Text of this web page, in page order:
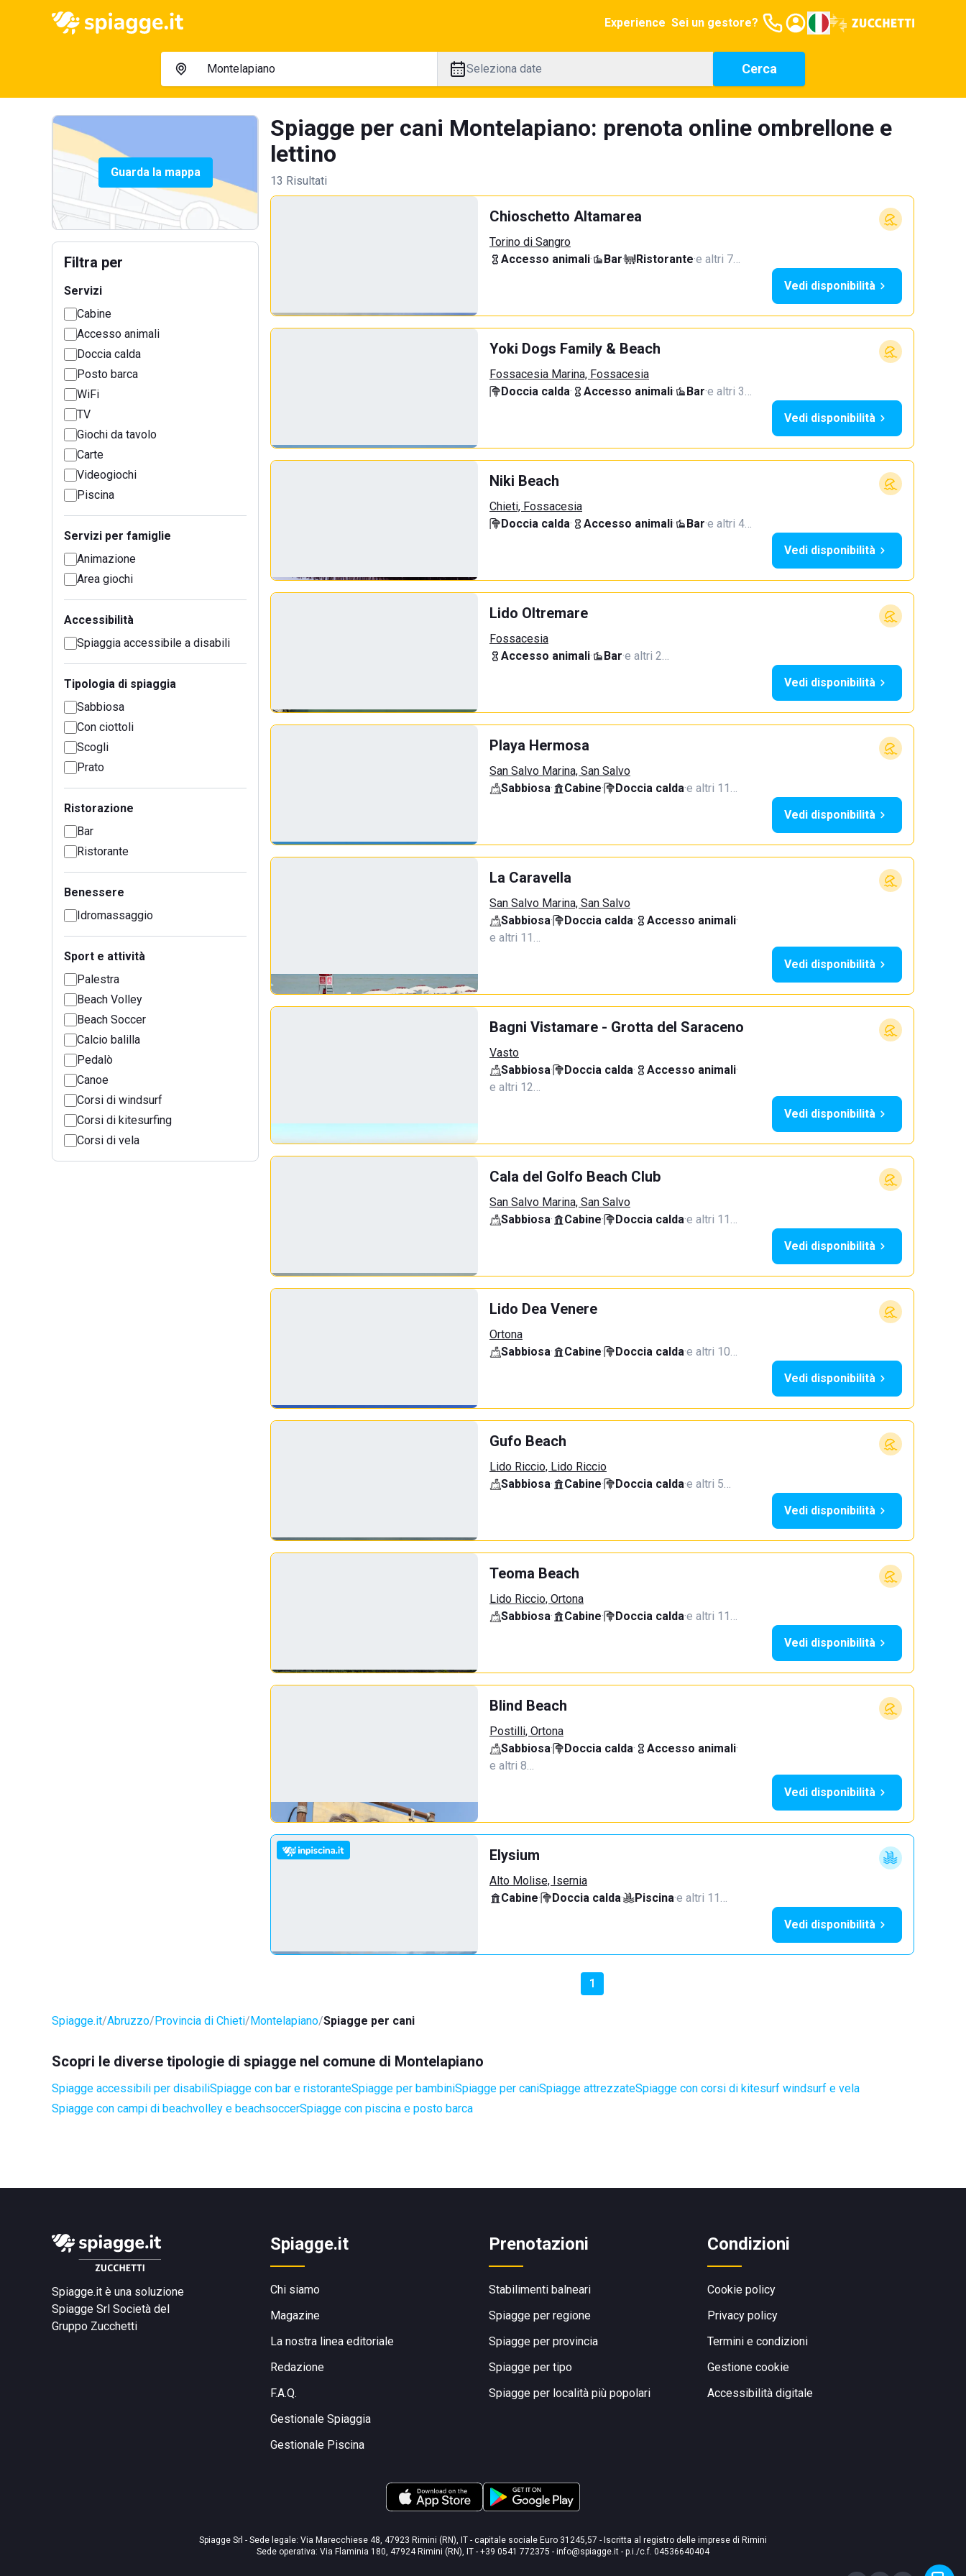
Experience Sei un gestore?
Seleziona date Cerca
Guarda la mappa
Filtra per
Servizi
Cabine
Accesso animali
Doccia calda
Posto barca
WiFi
TV
Giochi da tavolo
Carte
Videogiochi
Piscina
Servizi per famiglie
Animazione
Area giochi
Accessibilità
Spiaggia accessibile a disabili
Tipologia di spiaggia
Sabbiosa
Con ciottoli
Scogli
Prato
Ristorazione
Bar
Ristorante
Benessere
Idromassaggio
Sport e attività
Palestra
Beach Volley
Beach Soccer
Calcio balilla
Pedalò
Canoe
Corsi di windsurf
Corsi di kitesurfing
Corsi di vela
Spiagge per cani Montelapiano: prenota online ombrellone e
lettino
13 Risultati
Chioschetto Altamarea
Torino di Sangro
Accesso animali· Bar· Ristorante·e altri 7…
Vedi disponibilità
Yoki Dogs Family & Beach
Fossacesia Marina, Fossacesia
Doccia calda· Accesso animali· Bar·e altri 3…
Vedi disponibilità
Niki Beach
Chieti, Fossacesia
Doccia calda· Accesso animali· Bar·e altri 4…
Vedi disponibilità
Lido Oltremare
Fossacesia
Accesso animali· Bar·e altri 2…
Vedi disponibilità
Playa Hermosa
San Salvo Marina, San Salvo
Sabbiosa· Cabine· Doccia calda·e altri 11…
Vedi disponibilità
La Caravella
San Salvo Marina, San Salvo
Sabbiosa· Doccia calda· Accesso animali·
e altri 11…
Vedi disponibilità
Bagni Vistamare - Grotta del Saraceno
Vasto
Sabbiosa· Doccia calda· Accesso animali·
e altri 12…
Vedi disponibilità
Cala del Golfo Beach Club
San Salvo Marina, San Salvo
Sabbiosa· Cabine· Doccia calda·e altri 11…
Vedi disponibilità
Lido Dea Venere
Ortona
Sabbiosa· Cabine· Doccia calda·e altri 10…
Vedi disponibilità
Gufo Beach
Lido Riccio, Lido Riccio
Sabbiosa· Cabine· Doccia calda·e altri 5…
Vedi disponibilità
Teoma Beach
Lido Riccio, Ortona
Sabbiosa· Cabine· Doccia calda·e altri 11…
Vedi disponibilità
Blind Beach
Postilli, Ortona
Sabbiosa· Doccia calda· Accesso animali·
e altri 8…
Vedi disponibilità
Elysium
Alto Molise, Isernia
Cabine· Doccia calda· Piscina·e altri 11…
Vedi disponibilità
1
Spiagge.it Abruzzo Provincia di Chieti Montelapiano Spiagge per cani
Scopri le diverse tipologie di spiagge nel comune di Montelapiano
Spiagge accessibili per disabiliSpiagge con bar e ristoranteSpiagge per bambiniSpiagge per caniSpiagge attrezzateSpiagge con corsi di kitesurf windsurf e vela
Spiagge con campi di beachvolley e beachsoccerSpiagge con piscina e posto barca
Spiagge.it è una soluzione
Spiagge Srl Società del
Gruppo Zucchetti
Spiagge.it
Chi siamo
Magazine
La nostra linea editoriale
Redazione
F.A.Q.
Gestionale Spiaggia
Gestionale Piscina
Prenotazioni
Stabilimenti balneari
Spiagge per regione
Spiagge per provincia
Spiagge per tipo
Spiagge per località più popolari
Condizioni
Cookie policy
Privacy policy
Termini e condizioni
Gestione cookie
Accessibilità digitale
Spiagge Srl - Sede legale: Via Marecchiese 48, 47923 Rimini (RN), IT - capitale sociale Euro 31245,57 - Iscritta al registro delle imprese di Rimini
Sede operativa: Via Flaminia 180, 47924 Rimini (RN), IT - +39 0541 772375 - info@spiagge.it - p.i./c.f. 04536640404